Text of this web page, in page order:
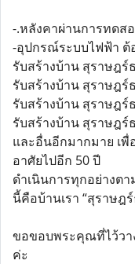
-.หลังคาผ่านการทดส
-อุปกรณ์ระบบไฟฟ้า ต้
รับสร้างบ้าน สุราษฎ
รับสร้างบ้าน สุราษฎร์
รับสร้างบ้าน สุราษฎ
รับสร้างบ้าน สุราษฎ
และอื่นอีกมากมาย เ
อาศัยไปอีก 50 ปี
ดำเนินการทุกอย่างต
นี้คือบ้านเรา “สุราษฎ
ขอขอบพระคุณที่ไว้วา
ค่ะ